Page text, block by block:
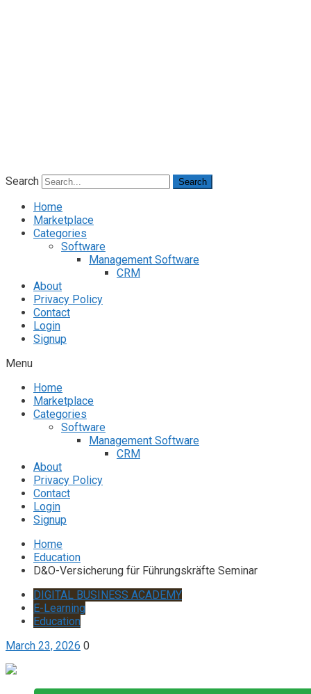
Search Search
Home
Marketplace
Categories
Software
Management Software
CRM
About
Privacy Policy
Contact
Login
Signup
Menu
Home
Marketplace
Categories
Software
Management Software
CRM
About
Privacy Policy
Contact
Login
Signup
Home
Education
D&O-Versicherung für Führungskräfte Seminar
DIGITAL BUSINESS ACADEMY
E-Learning
Education
March 23, 2026 0